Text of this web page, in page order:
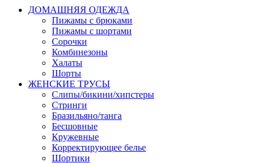
ДОМАШНЯЯ ОДЕЖДА
Пижамы с брюками
Пижамы с шортами
Сорочки
Комбинезоны
Халаты
Шорты
ЖЕНСКИЕ ТРУСЫ
Слипы/бикини/хипстеры
Стринги
Бразильяно/танга
Бесшовные
Кружевные
Корректирующее белье
Шортики